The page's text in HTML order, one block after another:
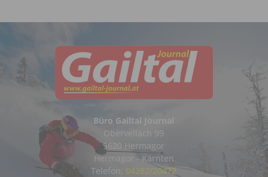
Büro Gailtal Journal
Obervellach 99
9620 Hermagor
Hermagor - Kärnten
Telefon: 04282/20472